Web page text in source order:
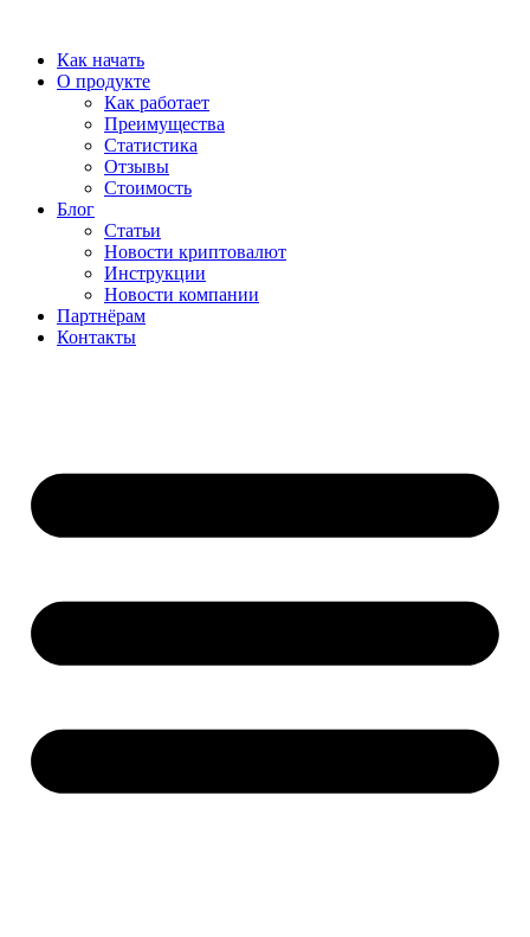
содержимому
Как начать
О продукте
Как работает
Преимущества
Статистика
Отзывы
Стоимость
Блог
Статьи
Новости криптовалют
Инструкции
Новости компании
Партнёрам
Контакты